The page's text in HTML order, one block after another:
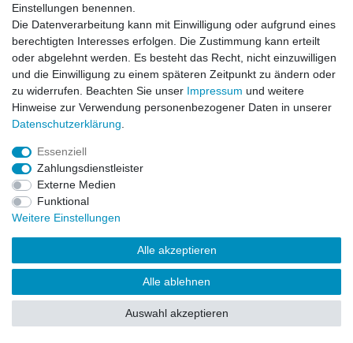
Impressum Daten­schutz­erklärung AGB
Barrierefreiheitserklärung Widerrufs­recht
Einstellungen benennen.
Die Datenverarbeitung kann mit Einwilligung oder aufgrund eines
berechtigten Interesses erfolgen. Die Zustimmung kann erteilt
oder abgelehnt werden. Es besteht das Recht, nicht einzuwilligen
und die Einwilligung zu einem späteren Zeitpunkt zu ändern oder
zu widerrufen. Beachten Sie unser Impressum und weitere
Hinweise zur Verwendung personenbezogener Daten in unserer
Daten­schutz­erklärung
Essenziell
Zahlungsdienstleister
Externe Medien
Funktional
Weitere Einstellungen
Alle akzeptieren
Alle ablehnen
Auswahl akzeptieren